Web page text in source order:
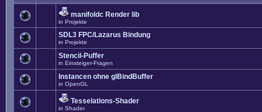
manifoldc Render lib
in Projekte
SDL3 FPC/Lazarus Bindung
in Projekte
Stencil-Puffer
in Einsteiger-Fragen
Instancen ohne glBindBuffer
in OpenGL
Tesselations-Shader
in Shader